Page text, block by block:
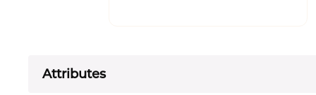
Attributes